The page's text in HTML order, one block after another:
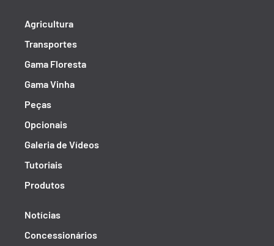
Agricultura
Transportes
Gama Floresta
Gama Vinha
Peças
Opcionais
Galeria de Vídeos
Tutoriais
Produtos
Notícias
Concessionários